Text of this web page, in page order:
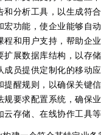
和分析工具，以生成符
宏功能，使企业能够自
程和用户支持，帮助企
扩展数据库结构，以存
成员提供定制化的移动
提醒规则，以确保关键
规要求配置系统，确保
云存储、在线协作工具